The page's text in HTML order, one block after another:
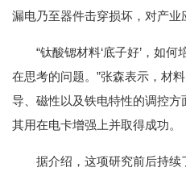
漏电乃至器件击穿损坏，对产业
“钛酸锶材料‘底子好’，如
在思考的问题。”张森表示，材
导、磁性以及铁电特性的调控
其用在电卡增强上并取得成功。
据介绍，这项研究前后持续